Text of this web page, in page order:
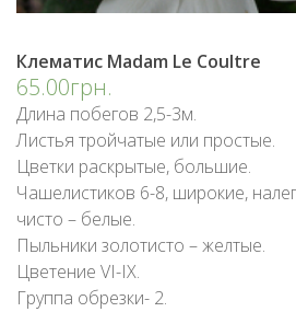
Клематис Madam Le Coultre
65.00грн.
Длина побегов 2,5-3м.
Листья тройчатые или простые.
Цветки раскрытые, большие.
Чашелистиков 6-8, широкие,
чисто – белые.
Пыльники золотисто – желтые.
Цветение VI-IX.
Группа обрезки- 2.